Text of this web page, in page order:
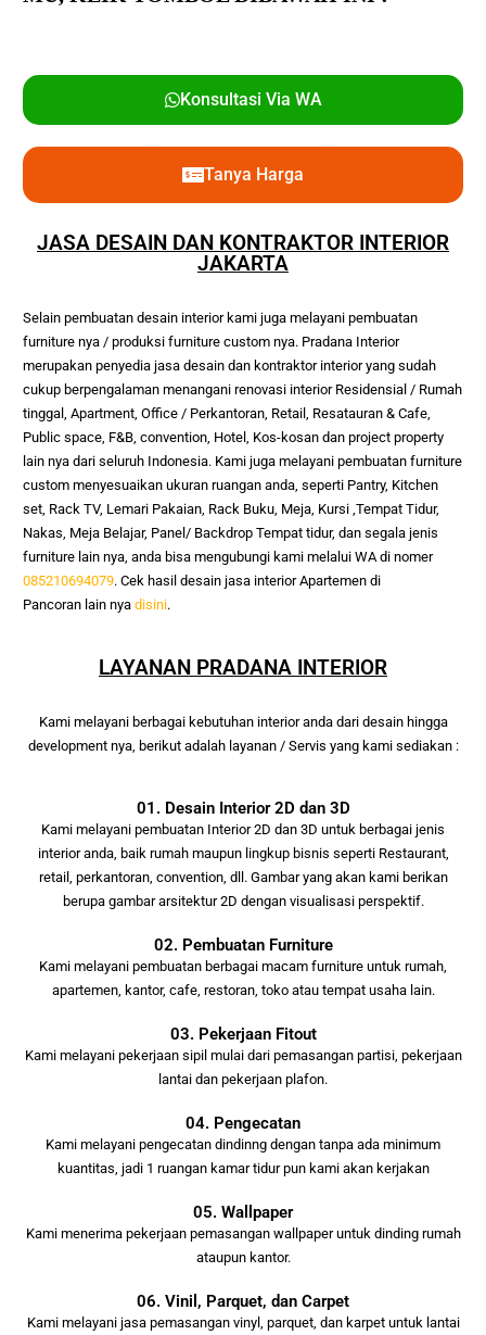
Konsultasi Via WA
Tanya Harga
JASA DESAIN DAN KONTRAKTOR INTERIOR
JAKARTA
Selain pembuatan desain interior kami juga melayani pembuatan
furniture nya / produksi furniture custom nya. Pradana Interior
merupakan penyedia jasa desain dan kontraktor interior yang sudah
cukup berpengalaman menangani renovasi interior Residensial / Rumah
tinggal, Apartment, Office / Perkantoran, Retail, Resatauran & Cafe,
Public space, F&B, convention, Hotel, Kos-kosan dan project property
lain nya dari seluruh Indonesia. Kami juga melayani pembuatan furniture
custom menyesuaikan ukuran ruangan anda, seperti Pantry, Kitchen
set, Rack TV, Lemari Pakaian, Rack Buku, Meja, Kursi ,Tempat Tidur,
Nakas, Meja Belajar, Panel/ Backdrop Tempat tidur, dan segala jenis
furniture lain nya, anda bisa mengubungi kami melalui WA di nomer
085210694079. Cek hasil desain jasa interiorApartemen di
Pancoran lain nyadisini.
LAYANAN PRADANA INTERIOR
Kami melayani berbagai kebutuhan interior anda dari desain hingga
development nya, berikut adalah layanan / Servis yang kami sediakan :
01. Desain Interior 2D dan 3D
Kami melayani pembuatan Interior 2D dan 3D untuk berbagai jenis
interior anda, baik rumah maupun lingkup bisnis seperti Restaurant,
retail, perkantoran, convention, dll. Gambar yang akan kami berikan
berupa gambar arsitektur 2D dengan visualisasi perspektif.
02. Pembuatan Furniture
Kami melayani pembuatan berbagai macam furniture untuk rumah,
apartemen, kantor, cafe, restoran, toko atau tempat usaha lain.
03. Pekerjaan Fitout
Kami melayani pekerjaan sipil mulai dari pemasangan partisi, pekerjaan
lantai dan pekerjaan plafon.
04. Pengecatan
Kami melayani pengecatan dindinng dengan tanpa ada minimum
kuantitas, jadi 1 ruangan kamar tidur pun kami akan kerjakan
05. Wallpaper
Kami menerima pekerjaan pemasangan wallpaper untuk dinding rumah
ataupun kantor.
06. Vinil, Parquet, dan Carpet
Kami melayani jasa pemasangan vinyl, parquet, dan karpet untuk lantai